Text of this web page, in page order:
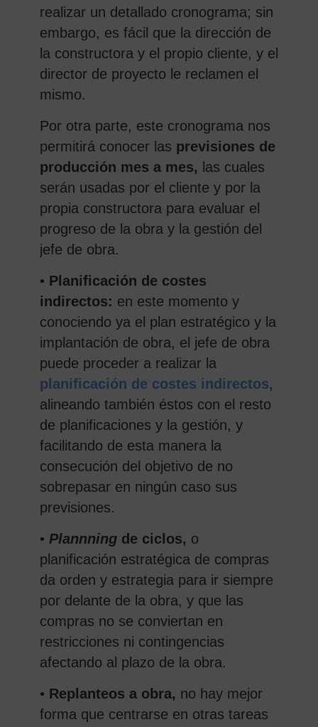
realizar un detallado cronograma; sin
embargo, es fácil que la dirección de
la constructora y el propio cliente, y el
director de proyecto le reclamen el
mismo.
Por otra parte, este cronograma nos
permitirá conocer las previsiones de
producción mes a mes, las cuales
serán usadas por el cliente y por la
propia constructora para evaluar el
progreso de la obra y la gestión del
jefe de obra.
• Planificación de costes
indirectos: en este momento y
conociendo ya el plan estratégico y la
implantación de obra, el jefe de obra
puede proceder a realizar la
planificación de costes indirectos,
alineando también éstos con el resto
de planificaciones y la gestión, y
facilitando de esta manera la
consecución del objetivo de no
sobrepasar en ningún caso sus
previsiones.
• Plannningde ciclos, o
planificación estratégica de compras
da orden y estrategia para ir siempre
por delante de la obra, y que las
compras no se conviertan en
restricciones ni contingencias
afectando al plazo de la obra.
• Replanteos a obra, no hay mejor
forma que centrarse en otras tareas